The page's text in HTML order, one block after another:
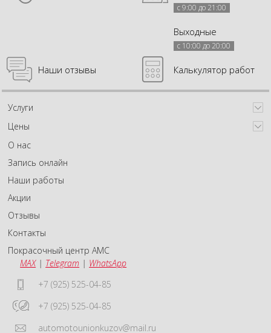
с 9:00 до 21:00
Выходные
с 10:00 до 20:00
Наши отзывы Калькулятор работ
Услуги
Цены
О нас
Запись онлайн
Наши работы
Акции
Отзывы
Контакты
Покрасочный центр АМС
MAX| Telegram | WhatsApp
+7 (925) 525-04-85
+7 (925) 525-04-85
automotounionkuzov@mail.ru